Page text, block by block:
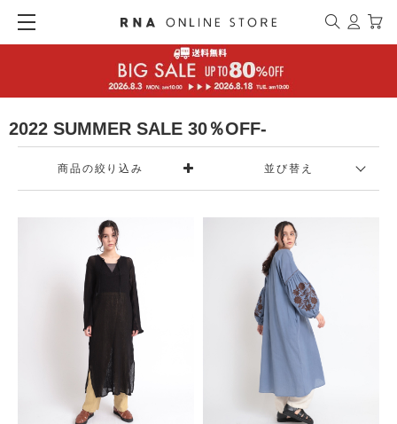
2022 SUMMER SALE 30％OFF-
商品の絞り込み 並び替え